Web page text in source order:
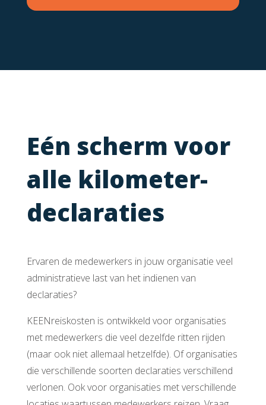
Eén scherm voor
alle kilometer­
declaraties
Ervaren de medewerkers in jouw organisatie veel
administratieve last van het indienen van
declaraties?
KEENreiskosten is ontwikkeld voor organisaties
met medewerkers die veel dezelfde ritten rijden
(maar ook niet allemaal hetzelfde). Of organisaties
die verschillende soorten declaraties verschillend
verlonen. Ook voor organisaties met verschillende